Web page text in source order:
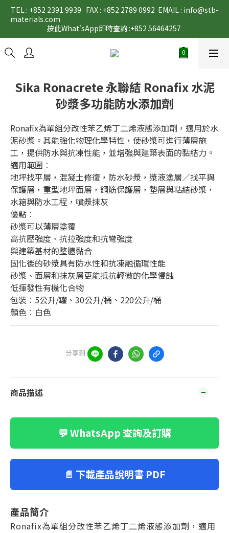
TEL : +852 2391 9939   FAX : +852 2789 0992  EMAIL : info@stb-
materials.com
按此What'sApp即時查詢 :+852 56464257
Sika Ronacrete 永聯結 Ronafix 水泥
砂漿多功能防水添加劑
Ronafix為單組分改性苯乙烯丁二烯液態添加劑，適用於水
泥砂漿。其能強化物理化學特性，使砂漿可進行薄層施
工，提供防水與抗凍性能，並增強與建築表面的黏結力。
適用範圍︰
地坪找平層，混凝土修復，防水砂漿，漿液塗層／找平與
保護層，重型地坪面層，鋼筋保護層，墊層與粘結砂漿，
水箱與防水工程，噴漿抹灰
優點︰
砂漿可以薄層塗覆
高抗壓強度、抗拉強度和抗彎強度
與建築基材的整體黏合
固化後的砂漿具有防水性和抗凍融循環性能
砂漿、面層和抹灰層更能抵抗輕微的化學侵蝕
低揮發性有機化合物
包裝︰5公升/罐、30公升/桶、220公升/桶
顏色︰白色
分享到
商品描述
💬 WhatsApp 查詢及訂購
📄 下載產品說明書 PDF
產品簡介
Ronafix為單組分改性苯乙烯丁二烯液態添加劑，適用